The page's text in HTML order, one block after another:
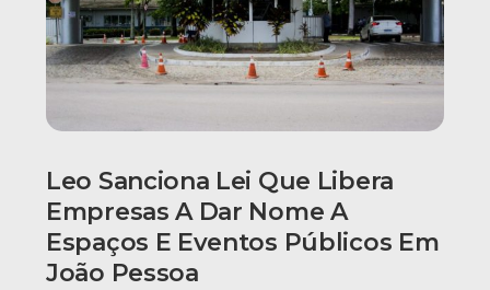
Leo Sanciona Lei Que Libera
Empresas A Dar Nome A
Espaços E Eventos Públicos Em
João Pessoa